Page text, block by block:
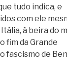
tudo indica, e
com ele
à beira do
fim da Grande
fascismo de